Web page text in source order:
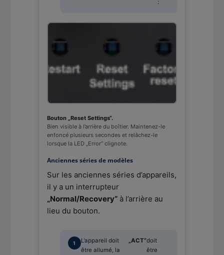
:
Bouton „Reset Settings“.
Bien visible à l’arrière du boîtier. Maintenez-le
enfoncé plusieurs secondes et relâchez-le
lorsque la LED „Error“ clignote.
Anciennes séries de modèles
Sur les anciennes séries d’appareils,
il y a un interrupteur
„Normal/Recovery“ à l’arrière au
lieu du bouton.
L’appareil doit
être allumé, la
„ACT“doit
être